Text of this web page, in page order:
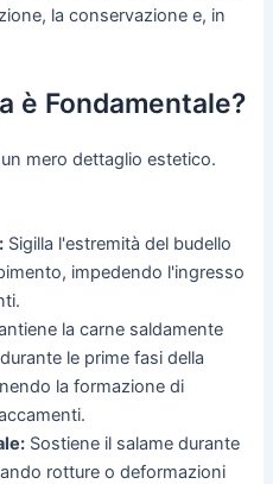
la conservazione e, in
è Fondamentale?
mero dettaglio estetico.
Sigilla l'estremità del budello
impedendo l'ingresso
la carne saldamente
le prime fasi della
la formazione di
Sostiene il salame durante
rotture o deformazioni